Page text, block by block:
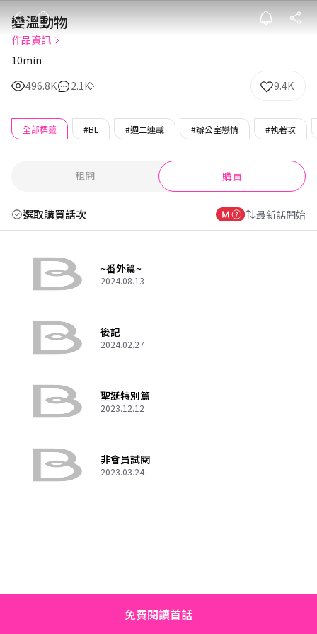
變溫動物
變溫動物
作品資訊
10min
496.8K
2.1K 9.4K
全部標籤 #BL #週二連載 #辦公室戀情 #執著攻
租閱 購買
選取購買話次 最新話開始
~番外篇~
2024.08.13
後記
2024.02.27
聖誕特別篇
2023.12.12
非會員試閱
2023.03.24
免費閱讀首話